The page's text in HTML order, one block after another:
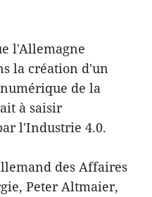
l'Allemagne
la création d'un
de la
à saisir
l'Industrie 4.0.
des Affaires
Peter Altmaier,